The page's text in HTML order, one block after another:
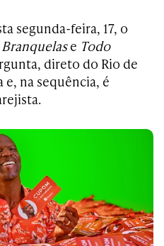
segunda-feira, 17, o
Branquelase Todo
direto do Rio de
e, na sequência, é